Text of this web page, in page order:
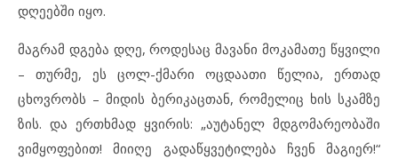
დღეებში იყო.
მაგრამ დგება დღე, როდესაც მავანი მოკამათე წყვილი
– თურმე, ეს ცოლ-ქმარი ოცდაათი წელია, ერთად
ცხოვრობს – მიდის ბერიკაცთან, რომელიც ხის სკამზე
ზის. და ერთხმად ყვირის: „აუტანელ მდგომარეობაში
ვიმყოფებით! მიიღე გადაწყვეტილება ჩვენ მაგიერ!“